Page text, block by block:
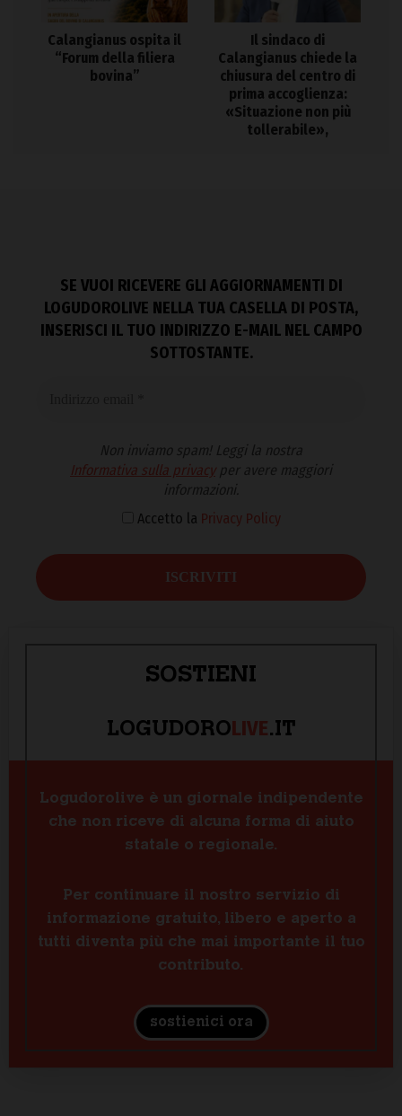
Calangianus ospita il
“Forum della filiera
bovina”
Il sindaco di
Calangianus chiede la
chiusura del centro di
prima accoglienza:
«Situazione non più
tollerabile»,
SE VUOI RICEVERE GLI AGGIORNAMENTI DI
LOGUDOROLIVE NELLA TUA CASELLA DI POSTA,
INSERISCI IL TUO INDIRIZZO E-MAIL NEL CAMPO
SOTTOSTANTE.
Non inviamo spam! Leggi la nostra
Informativa sulla privacyper avere maggiori
informazioni.
Accetto la Privacy Policy
SOSTIENI
LOGUDOROLIVE.IT
Logudorolive è un giornale indipendente
che non riceve di alcuna forma di aiuto
statale o regionale.
Per continuare il nostro servizio di
informazione gratuito, libero e aperto a
tutti diventa più che mai importante il tuo
contributo.
sostienici ora